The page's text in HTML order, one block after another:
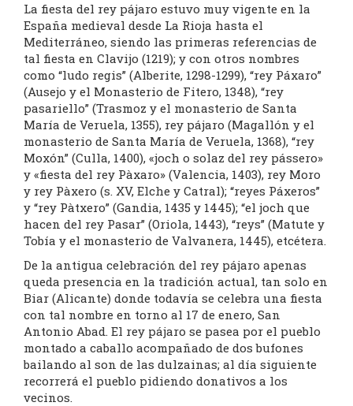
La fiesta del rey pájaro estuvo muy vigente en la
España medieval desde La Rioja hasta el
Mediterráneo, siendo las primeras referencias de
tal fiesta en Clavijo (1219); y con otros nombres
como “ludo regis” (Alberite, 1298-1299), “rey Páxaro”
(Ausejo y el Monasterio de Fitero, 1348), “rey
pasariello” (Trasmoz y el monasterio de Santa
María de Veruela, 1355), rey pájaro (Magallón y el
monasterio de Santa María de Veruela, 1368), “rey
Moxón” (Culla, 1400), «joch o solaz del rey pássero»
y «fiesta del rey Pàxaro» (Valencia, 1403), rey Moro
y rey Pàxero (s. XV, Elche y Catral); “reyes Páxeros”
y “rey Pàtxero” (Gandia, 1435 y 1445); “el joch que
hacen del rey Pasar” (Oriola, 1443), “reys” (Matute y
Tobía y el monasterio de Valvanera, 1445), etcétera.
De la antigua celebración del rey pájaro apenas
queda presencia en la tradición actual, tan solo en
Biar (Alicante) donde todavía se celebra una fiesta
con tal nombre en torno al 17 de enero, San
Antonio Abad. El rey pájaro se pasea por el pueblo
montado a caballo acompañado de dos bufones
bailando al son de las dulzainas; al día siguiente
recorrerá el pueblo pidiendo donativos a los
vecinos.